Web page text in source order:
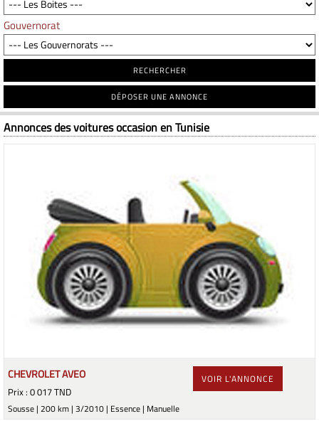
Gouvernorat
RECHERCHER
DÉPOSER UNE ANNONCE
Annonces des voitures occasion en Tunisie
CHEVROLET AVEO
Prix : 0 017 TND
Sousse | 200 km | 3/2010 | Essence | Manuelle
VOIR L'ANNONCE